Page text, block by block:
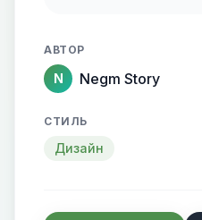
АВТОР
N Negm Story
СТИЛЬ
Дизайн